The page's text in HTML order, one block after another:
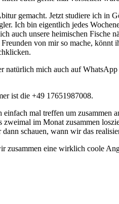
gemacht. Jetzt studiere ich in
Ich bin eigentlich jedes
auch unsere heimischen Fische
von mir so mache, könnt
natürlich mich auch auf WhatsApp
ist die +49 17651987008.
mal treffen um zusammen
zweimal im Monat zusammen
schauen, wann wir das
zusammen eine wirklich coole